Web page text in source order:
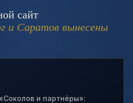
сайт
и Саратов вынесены
и партнёры»: